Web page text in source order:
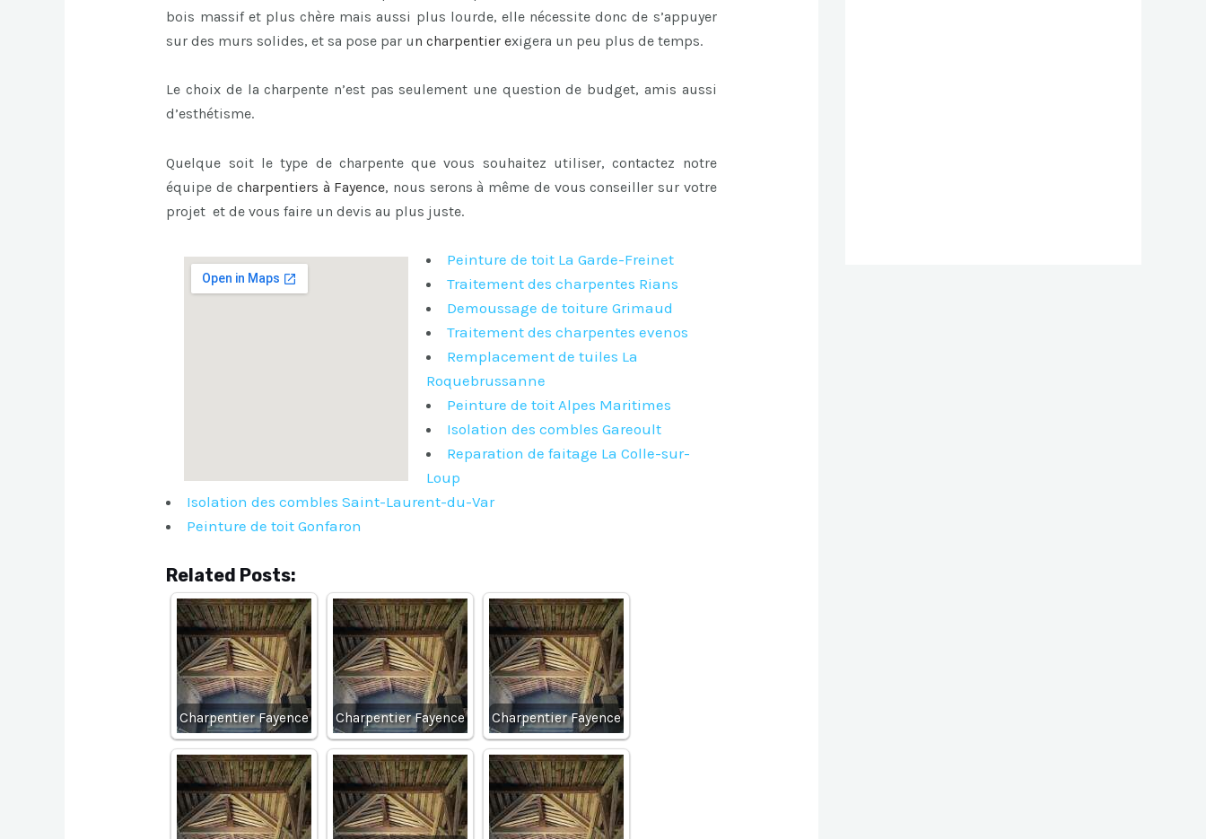
bois massif et plus chère mais aussi plus lourde, elle nécessite donc de s’appuyer
sur des murs solides, et sa pose par uncharpentierexigera un peu plus de temps.
Le choix de la charpente n’est pas seulement une question de budget, amis aussi
d’esthétisme.
Quelque soit le type de charpente que vous souhaitez utiliser, contactez notre
équipe de charpentiers à Fayence, nous serons à même de vous conseiller sur votre
projet et de vous faire un devis au plus juste.
Peinture de toit La Garde-Freinet
Traitement des charpentes Rians
Demoussage de toiture Grimaud
Traitement des charpentes evenos
Remplacement de tuiles La
Roquebrussanne
Peinture de toit Alpes Maritimes
Isolation des combles Gareoult
Reparation de faitage La Colle-sur-
Loup
Isolation des combles Saint-Laurent-du-Var
Peinture de toit Gonfaron
Related Posts:
Charpentier Fayence Charpentier Fayence Charpentier Fayence